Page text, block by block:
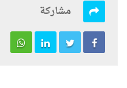
مشاركة